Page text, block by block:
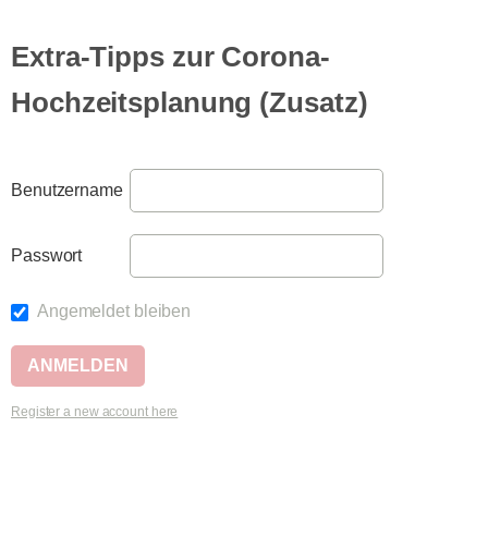
Extra-Tipps zur Corona-
Hochzeitsplanung (Zusatz)
Benutzername
Passwort
Angemeldet bleiben
Register a new account here